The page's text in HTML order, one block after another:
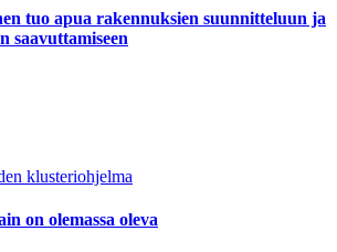
tuo apua rakennuksien suunnitteluun ja
saavuttamiseen
klusteriohjelma
on olemassa oleva